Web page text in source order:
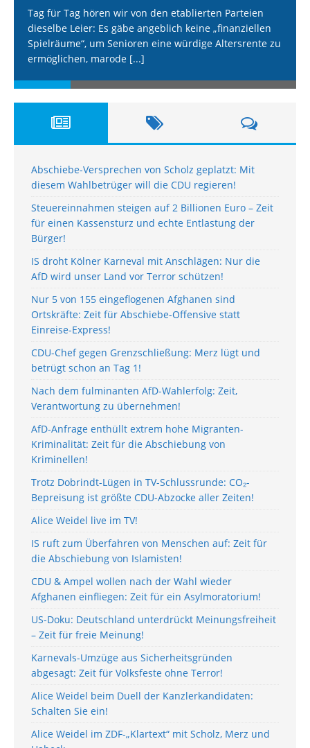
Tag für Tag hören wir von den etablierten Parteien
dieselbe Leier: Es gäbe angeblich keine „finanziellen
Spielräume“, um Senioren eine würdige Altersrente zu
ermöglichen, marode [...]
Abschiebe-Versprechen von Scholz geplatzt: Mit
diesem Wahlbetrüger will die CDU regieren!
Steuereinnahmen steigen auf 2 Billionen Euro – Zeit
für einen Kassensturz und echte Entlastung der
Bürger!
IS droht Kölner Karneval mit Anschlägen: Nur die
AfD wird unser Land vor Terror schützen!
Nur 5 von 155 eingeflogenen Afghanen sind
Ortskräfte: Zeit für Abschiebe-Offensive statt
Einreise-Express!
CDU-Chef gegen Grenzschließung: Merz lügt und
betrügt schon an Tag 1!
Nach dem fulminanten AfD-Wahlerfolg: Zeit,
Verantwortung zu übernehmen!
AfD-Anfrage enthüllt extrem hohe Migranten-
Kriminalität: Zeit für die Abschiebung von
Kriminellen!
Trotz Dobrindt-Lügen in TV-Schlussrunde: CO₂-
Bepreisung ist größte CDU-Abzocke aller Zeiten!
Alice Weidel live im TV!
IS ruft zum Überfahren von Menschen auf: Zeit für
die Abschiebung von Islamisten!
CDU & Ampel wollen nach der Wahl wieder
Afghanen einfliegen: Zeit für ein Asylmoratorium!
US-Doku: Deutschland unterdrückt Meinungsfreiheit
– Zeit für freie Meinung!
Karnevals-Umzüge aus Sicherheitsgründen
abgesagt: Zeit für Volksfeste ohne Terror!
Alice Weidel beim Duell der Kanzlerkandidaten:
Schalten Sie ein!
Alice Weidel im ZDF-„Klartext“ mit Scholz, Merz und